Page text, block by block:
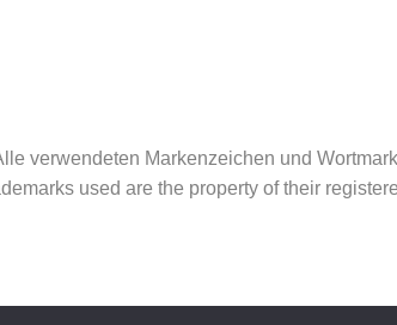
verwendeten Markenzeichen und
used are the property of their